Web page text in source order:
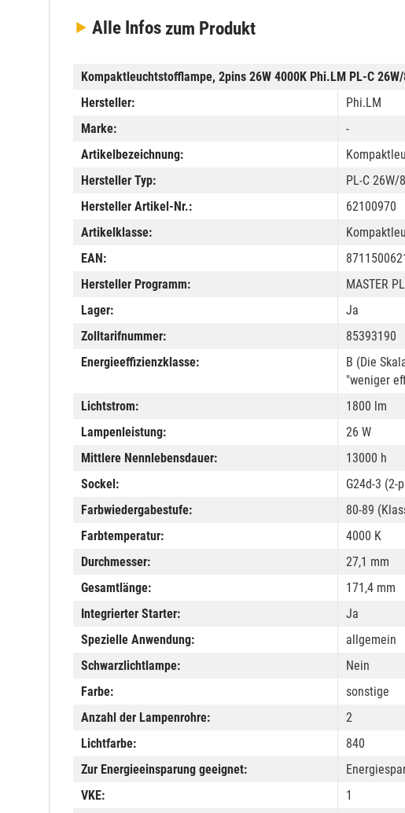
Alle Infos zum Produkt
Kompaktleuchtstofflampe, 2pins 26W 4000K Phi.LM PL-C
Hersteller:
Phi.LM
Marke:
-
Artikelbezeichnung:
Hersteller Typ:
PL-C 26W/
Hersteller Artikel-Nr.:
62100970
Artikelklasse:
EAN:
Hersteller Programm:
MASTER
Lager:
Ja
Zolltarifnummer:
85393190
Energieeffizienzklasse:
B (Die
"weniger
Lichtstrom:
1800 lm
Lampenleistung:
26 W
Mittlere Nennlebensdauer:
13000 h
Sockel:
G24d-3 (2-
Farbwiedergabestufe:
80-89
Farbtemperatur:
4000 K
Durchmesser:
27,1 mm
Gesamtlänge:
171,4 mm
Integrierter Starter:
Ja
Spezielle Anwendung:
allgemein
Schwarzlichtlampe:
Nein
Farbe:
sonstige
Anzahl der Lampenrohre:
2
Lichtfarbe:
840
Zur Energieeinsparung geeignet:
VKE:
1